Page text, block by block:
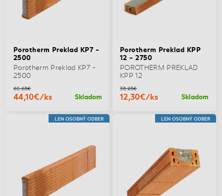
Porotherm Preklad KP7 -
2500
Porotherm Preklad KP7 -
2500
60,68€
44,10€/ks Skladom
Porotherm Preklad KPP
12 - 2750
POROTHERM PREKLAD
KPP 12
38,95€
12,30€/ks Skladom
LEN OSOBNÝ ODBER LEN OSOBNÝ ODBER